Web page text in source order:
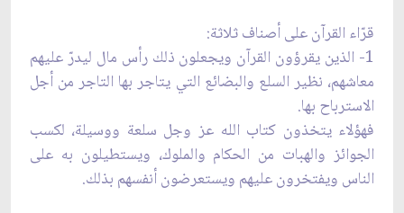
قرّاء القرآن على أصناف ثلاثة:
1- الذين يقرؤون القرآن ويجعلون ذلك رأس مال ليدرّ عليهم
معاشهم، نظير السلع والبضائع التي يتاجر بها التاجر من أجل
الاسترباح بها.
فهؤلاء يتخذون كتاب الله عز وجل سلعة ووسيلة، لكسب
الجوائز والهبات من الحكام والملوك، ويستطيلون به على
الناس ويفتخرون عليهم ويستعرضون أنفسهم بذلك.